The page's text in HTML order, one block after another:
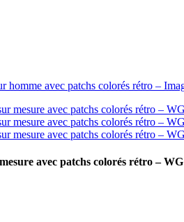
avec patchs colorés rétro – WG